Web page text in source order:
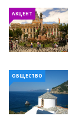
АКЦЕНТ
ОБЩЕСТВО